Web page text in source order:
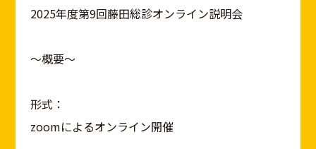
2025年度第9回藤田総診オンライン説明会
～概要～
形式：
zoomによるオンライン開催